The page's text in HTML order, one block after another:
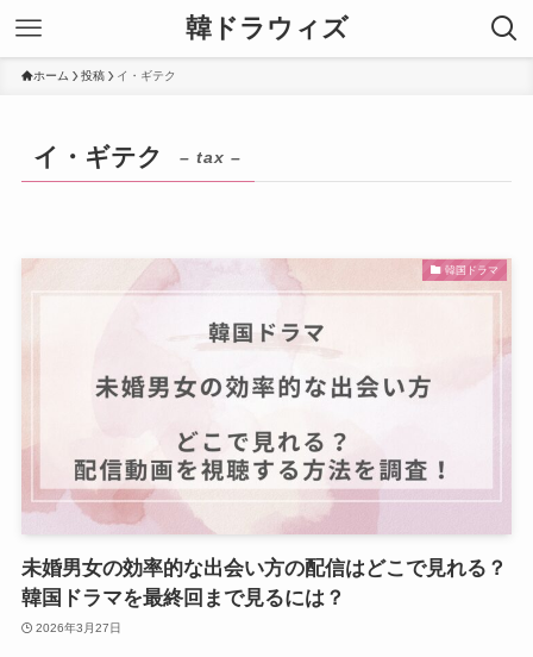
韓ドラウィズ
ホーム 投稿 イ・ギテク
イ・ギテク – tax –
韓国ドラマ
未婚男女の効率的な出会い方の配信はどこで見れる？
韓国ドラマを最終回まで見るには？
2026年3月27日